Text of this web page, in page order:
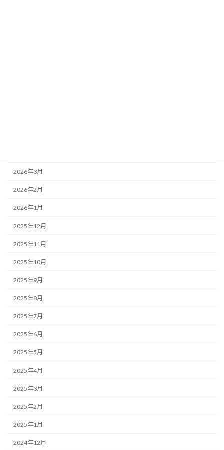
2026年3月
2026年2月
2026年1月
2025年12月
2025年11月
2025年10月
2025年9月
2025年8月
2025年7月
2025年6月
2025年5月
2025年4月
2025年3月
2025年2月
2025年1月
2024年12月